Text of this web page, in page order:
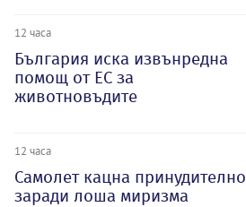
12 часа
България иска извънредна
помощ от ЕС за
животновъдите
12 часа
Самолет кацна принудително
заради лоша миризма